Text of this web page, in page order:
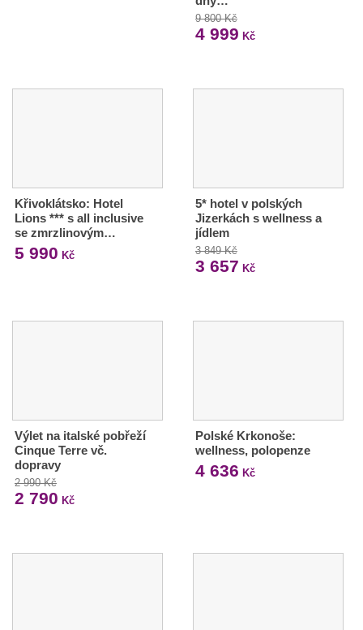
9 800 Kč
4 999 Kč
Křivoklátsko: Hotel
Lions *** s all inclusive
se zmrzlinovým…
5 990 Kč
5* hotel v polských
Jizerkách s wellness a
jídlem
3 849 Kč
3 657 Kč
Výlet na italské pobřeží
Cinque Terre vč.
dopravy
2 990 Kč
2 790 Kč
Polské Krkonoše:
wellness, polopenze
4 636 Kč